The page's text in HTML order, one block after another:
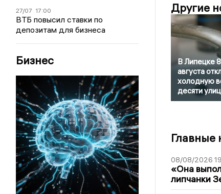
27/07 17:00
ВТБ повысил ставки по
депозитам для бизнеса
Бизнес
Другие
В Липецке 8
августа
холодную
десяти
Главные
08/08/2026
«Она
липчанки